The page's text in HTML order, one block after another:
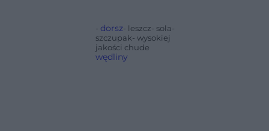
- dorsz- leszcz- sola-
szczupak- wysokiej
jakości chude
wędliny